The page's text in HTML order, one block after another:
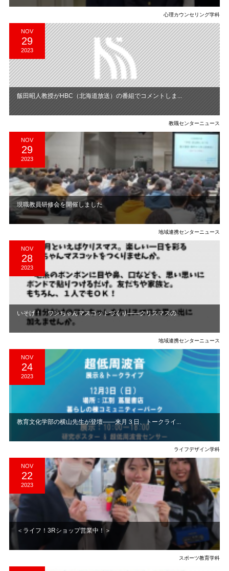
心理カウンセリング学科
NOV
29
2023
飯田昭人教授がHBC（北海道放送）の番組でコメントしま...
教職センターニュース
NOV
29
2023
現職教員研修会を開催しました
地域連携センターニュース
NOV
28
2023
いそげ！ ワンちゃんマスコットづくり――クリスマスの...
地域連携センターニュース
NOV
24
2023
教育文化学部の横山先生が登壇――来月３日、トークライ...
ライフデザイン学科
NOV
22
2023
＜ライフ！3Rショップ営業中！＞
スポーツ教育学科